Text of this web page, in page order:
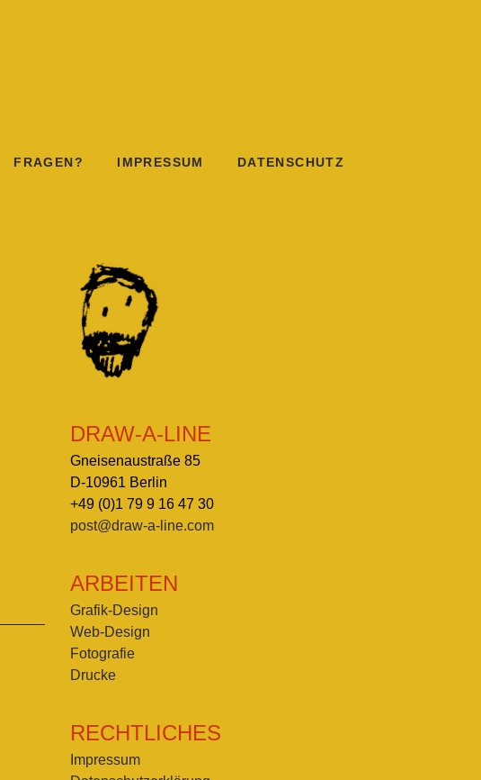
FRAGEN? IMPRESSUM DATENSCHUTZ
DRAW-A-LINE
Gneisenaustraße 85
D-10961 Berlin
+49 (0)1 79 9 16 47 30
post@draw-a-line.com
ARBEITEN
Grafik-Design
Web-Design
Fotografie
Drucke
RECHTLICHES
Impressum